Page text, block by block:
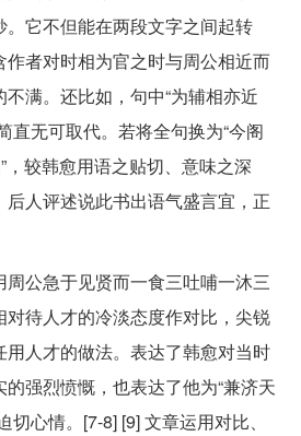
它不但能在两段文字之间起转
者对时相为官之时与周公相近而
满。还比如，句中“为辅相亦近
直无可取代。若将全句换为“今阁
，较韩愈用语之贴切、意味之深
人评述说此书出语气盛言宜，正
公急于见贤而一食三吐哺一沐三
待人才的冷淡态度作对比，尖锐
人才的做法。表达了韩愈对当时
强烈愤慨，也表达了他为“兼济天
切心情。[7-8] [9] 文章运用对比、